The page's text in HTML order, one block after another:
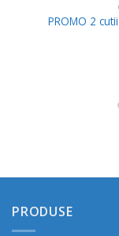
PROMO 2
PRODUSE